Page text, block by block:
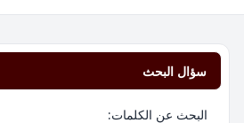
سؤال البحث
البحث عن الكلمات: